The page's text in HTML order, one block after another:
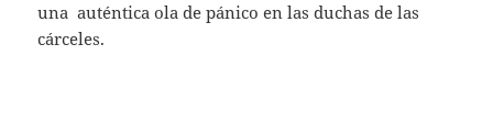
una auténtica ola de pánico en las duchas de las
cárceles.